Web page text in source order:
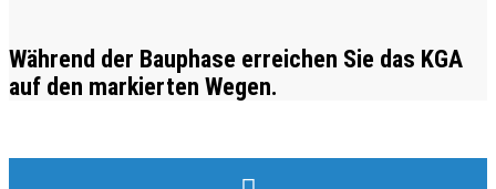
Während der Bauphase erreichen Sie das KGA
auf den markierten Wegen.